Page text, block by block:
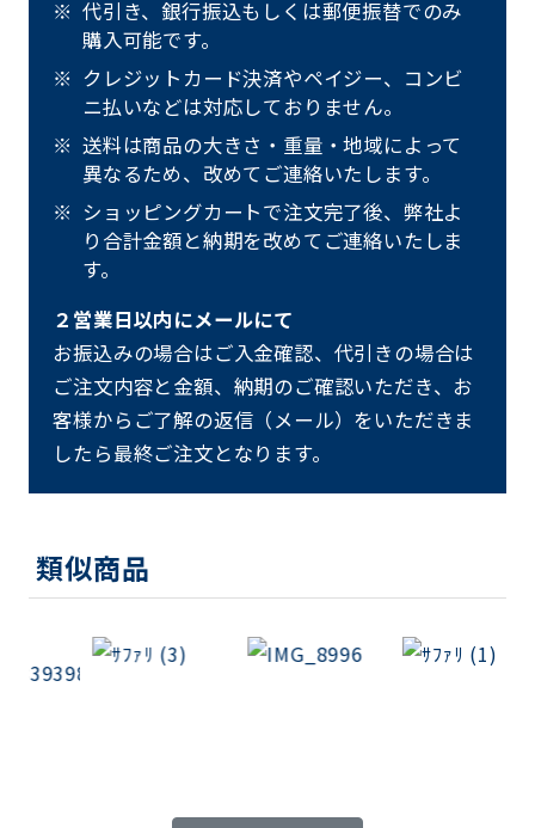
代引き、銀行振込もしくは郵便振替でのみ
購入可能です。
クレジットカード決済やペイジー、コンビ
ニ払いなどは対応しておりません。
送料は商品の大きさ・重量・地域によって
異なるため、改めてご連絡いたします。
ショッピングカートで注文完了後、弊社よ
り合計金額と納期を改めてご連絡いたしま
す。
２営業日以内にメールにて
お振込みの場合はご入金確認、代引きの場合は
ご注文内容と金額、納期のご確認いただき、お
客様からご了解の返信（メール）をいただきま
したら最終ご注文となります。
類似商品